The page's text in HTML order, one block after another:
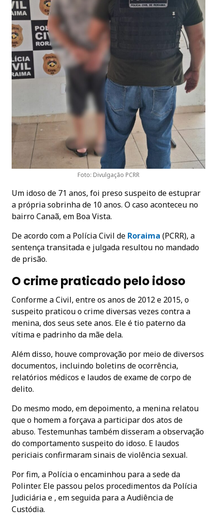
Foto: Divulgação PCRR
Um idoso de 71 anos, foi preso suspeito de estuprar
a própria sobrinha de 10 anos. O caso aconteceu no
bairro Canaã, em Boa Vista.
De acordo com a Polícia Civil de Roraima (PCRR), a
sentença transitada e julgada resultou no mandado
de prisão.
O crimepraticado pelo idoso
Conforme a Civil, entre os anos de 2012 e 2015, o
suspeito praticou o crime diversas vezes contra a
menina, dos seus sete anos. Ele é tio paterno da
vítima e padrinho da mãe dela.
Além disso, houve comprovação por meio de diversos
documentos, incluindo boletins de ocorrência,
relatórios médicos e laudos de exame de corpo de
delito.
Do mesmo modo, em depoimento, a menina relatou
que o homem a forçava a participar dos atos de
abuso. Testemunhas também disseram a observação
do comportamento suspeito do idoso. E laudos
periciais confirmaram sinais de violência sexual.
Por fim, a Polícia o encaminhou para a sede da
Polinter. Ele passou pelos procedimentos da Polícia
Judiciária e , em seguida para a Audiência de
Custódia.